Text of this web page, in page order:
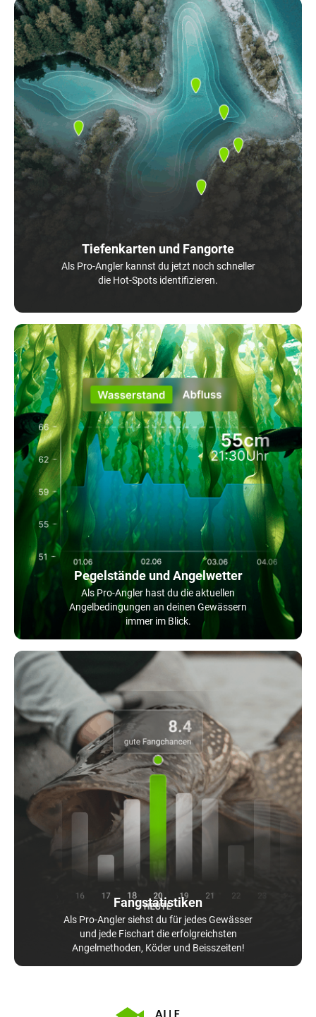
Tiefenkarten und Fangorte
Als Pro-Angler kannst du jetzt noch schneller
die Hot-Spots identifizieren.
Pegelstände und Angelwetter
Als Pro-Angler hast du die aktuellen
Angelbedingungen an deinen Gewässern
immer im Blick.
Fangstatistiken
Als Pro-Angler siehst du für jedes Gewässer
und jede Fischart die erfolgreichsten
Angelmethoden, Köder und Beisszeiten!